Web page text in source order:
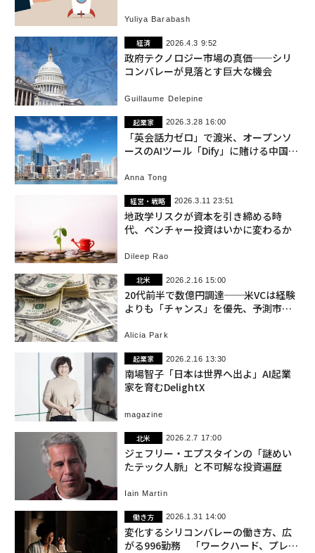
Yuliya Barabash
経済 2026.4.3 9:52
政府テクノロジー市場の真価──シリ
コンバレーが見落とす巨大な機会
Guillaume Delepine
起業家 2026.3.28 16:00
「英会話力ゼロ」で渡米、オープンソ
ースのAIツール「Dify」に賭ける中国出
Anna Tong
経営・戦略 2026.3.11 23:51
地政学リスクが資本を引き締める時
代、ベンチャー投資はいかに変わるか
Dileep Rao
北米 2026.2.16 15:00
20代前半で数億円調達──米VCは経験
よりも「チャンス」を優先、予測市場
Alicia Park
起業家 2026.2.16 13:30
南場智子「日本は世界へ出よ」AI起業
家を育むDelightX
magazine
北米 2026.2.7 17:00
ジェフリー・エプスタインの「謎めい
たテック人脈」と不可解な投資遍歴
Iain Martin
働き方 2026.1.31 14:00
変化するシリコンバレーの働き方、広
がる996勤務 「ワークハード、プレイ